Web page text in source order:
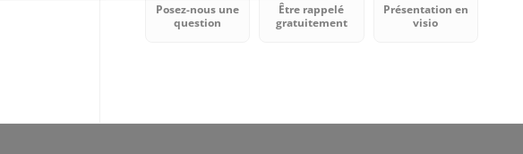
Posez-nous une
question
Être rappelé
gratuitement
Présentation en
visio